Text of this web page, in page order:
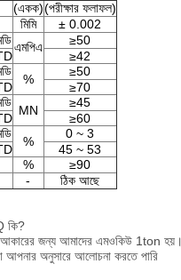
(একক)(পরীক্ষার ফলাফল)
মিমি
± 0.002
এমপিএ
≥50
≥42
%
≥50
≥70
MN
≥45
≥60
%
0 ~ 3
45 ~ 53
%
≥90
-
ঠিক আছে
কি?
আকারের জন্য আমাদের এমওকিউ 1ton হয়।
আপনার অনুসারে আলোচনা করতে পারি